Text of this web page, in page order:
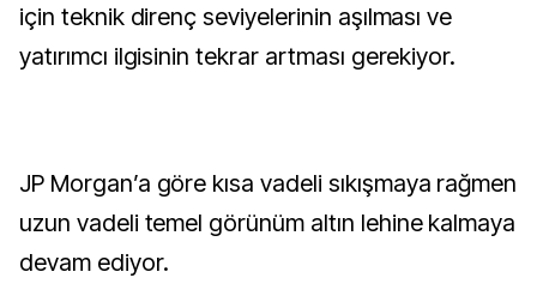
için teknik direnç seviyelerinin aşılması ve
yatırımcı ilgisinin tekrar artması gerekiyor.
JP Morgan’a göre kısa vadeli sıkışmaya rağmen
uzun vadeli temel görünüm altın lehine kalmaya
devam ediyor.